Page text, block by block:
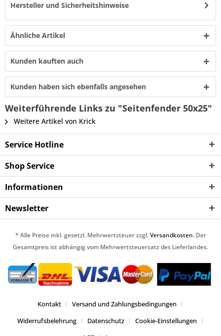
Hersteller und Sicherheitshinweise
Ähnliche Artikel
Kunden kauften auch
Kunden haben sich ebenfalls angesehen
Weiterführende Links zu "Seitenfender 50x25"
Weitere Artikel von Krick
Service Hotline
Shop Service
Informationen
Newsletter
* Alle Preise inkl. gesetzl. Mehrwertsteuer zzgl.Versandkosten. Der
Gesamtpreis ist abhängig vom Mehrwertsteuersatz des Lieferlandes.
Kontakt
Versand und Zahlungsbedingungen
Widerrufsbelehrung
Datenschutz
Cookie-Einstellungen